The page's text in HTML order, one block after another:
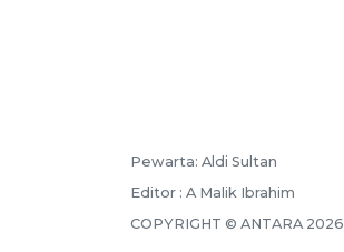
Pewarta: Aldi Sultan
Editor : A Malik Ibrahim
COPYRIGHT © ANTARA 2026